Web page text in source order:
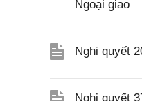
Ngoại giao
Nghị quyết
Nghị quyết